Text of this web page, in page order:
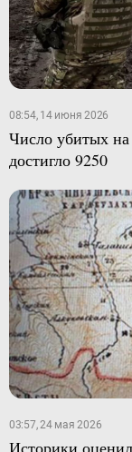
08:54, 14 июня 2026
Число убитых
достигло 9250
03:57, 24 мая 2026
Историки